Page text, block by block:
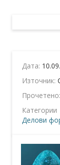
Дата:
Източник:
Прочетено:
Категории
Делови